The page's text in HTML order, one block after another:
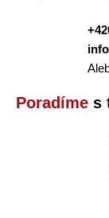
Poradíme s